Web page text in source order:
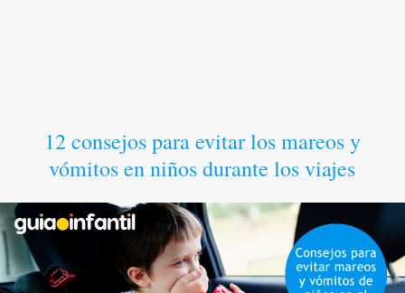
12 consejos para evitar los mareos y
vómitos en niños durante los viajes